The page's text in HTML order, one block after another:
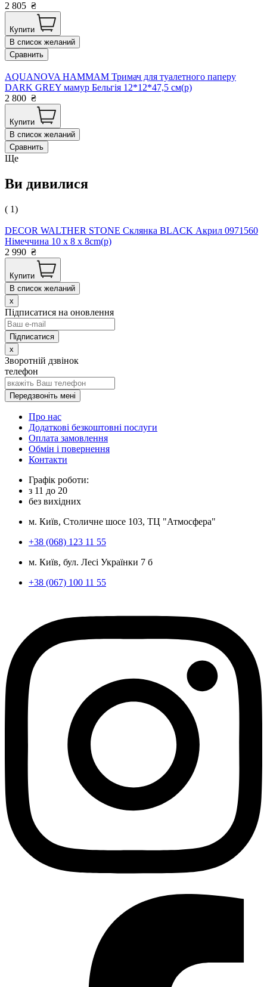
2 805 ₴
Купити
В список желаний
Сравнить
AQUANOVA HAMMAM Тримач для туалетного паперу
DARK GREY мамур Бельгія 12*12*47,5 см(р)
2 800 ₴
Купити
В список желаний
Сравнить
Ще
Ви дивилися
( 1)
DECOR WALTHER STONE Склянка BLACK Акрил 0971560
Німеччина 10 x 8 x 8cm(р)
2 990 ₴
Купити
В список желаний
x
Підписатися на оновлення
x
Зворотній дзвінок
телефон
Передзвоніть мені
Про нас
Додаткові безкоштовні послуги
Оплата замовлення
Обмін і повернення
Контакти
Графік роботи:
з 11 до 20
без вихідних
м. Київ, Столичне шосе 103, ТЦ "Атмосфера"
+38 (068) 123 11 55
м. Київ, бул. Лесі Українки 7 б
+38 (067) 100 11 55